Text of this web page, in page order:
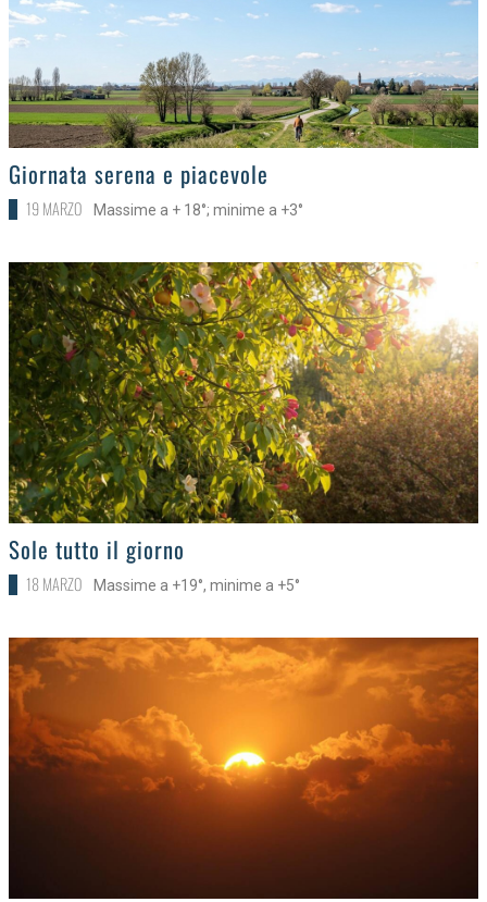
>
Giornata serena e piacevole
19 MARZO Massime a + 18°; minime a +3°
>
Sole tutto il giorno
18 MARZO Massime a +19°, minime a +5°